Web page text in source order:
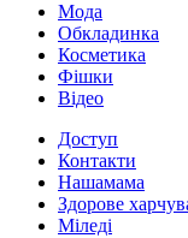
Мода
Обкладинка
Косметика
Фішки
Відео
Доступ
Контакти
Нашамама
Здорове
Міледі